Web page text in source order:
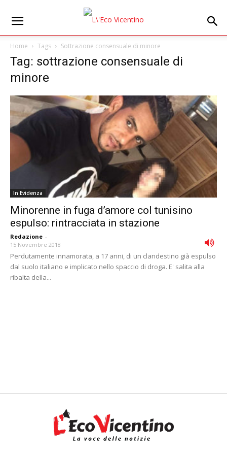
Home Tags Sottrazione consensuale di minore
Tag: sottrazione consensuale di
minore
In Evidenza
Minorenne in fuga d’amore col tunisino
espulso: rintracciata in stazione
Redazione -
15 Novembre 2018
Perdutamente innamorata, a 17 anni, di un clandestino già espulso
dal suolo italiano e implicato nello spaccio di droga. E' salita alla
ribalta della...